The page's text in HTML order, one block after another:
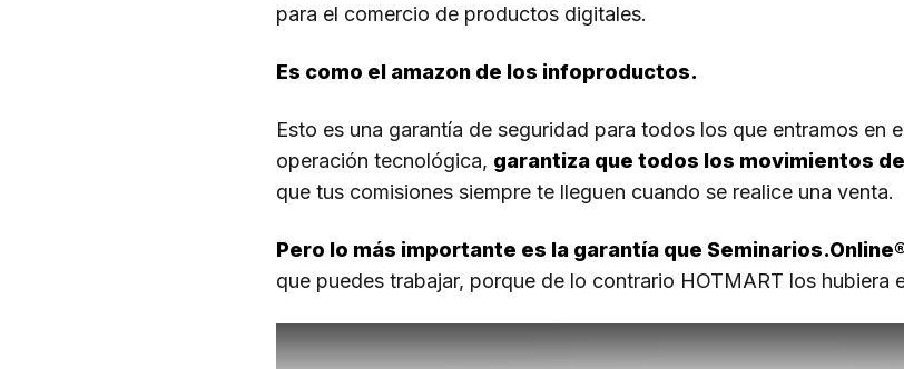
para el comercio de productos digitales.
Es como el amazon de los infoproductos.
Esto es una garantía de seguridad para todos los que entramos en
operación tecnológica, garantiza que todos los movimientos
que tus comisiones siempre te lleguen cuando se realice una venta.
Pero lo más importante es la garantía que
que puedes trabajar, porque de lo contrario HOTMART los hubiera